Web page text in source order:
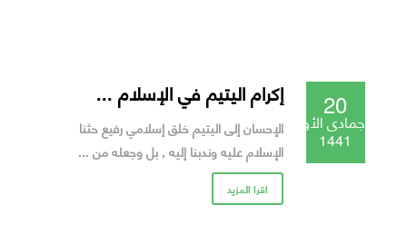
20
جمادى الأولى
1441
إكرام اليتيم في الإسلام ...
الإحسان إلى اليتيم خلق إسلامي رفيع حثنا
الإسلام عليه وندبنا إليه , بل وجعله من ...
اقرا المزيد